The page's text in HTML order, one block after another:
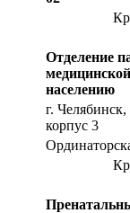
Отделение
населению
г.
корпус 3